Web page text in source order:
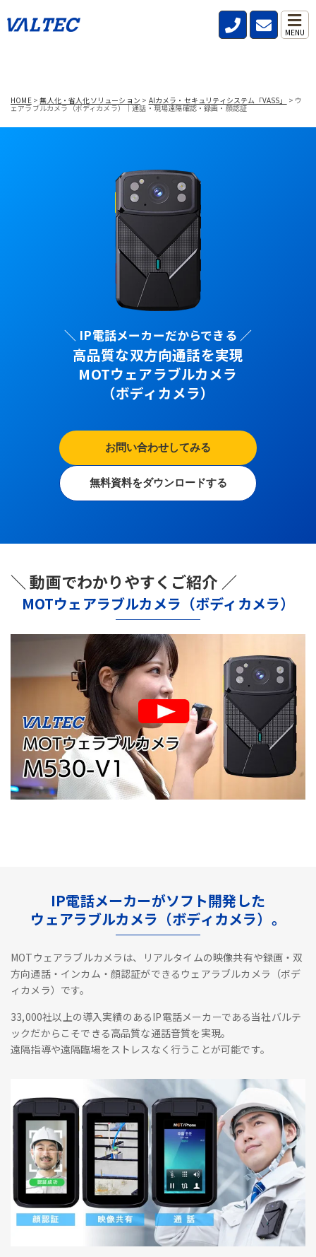
MENU
HOME>無人化・省人化ソリューション > AIカメラ・セキュリティシステム「VASS」 > ウ
ェアラブルカメラ（ボディカメラ）｜通話・現場遠隔確認・録画・顔認証
＼ IP電話メーカーだからできる ／
高品質な双方向通話を実現
MOTウェアラブルカメラ
（ボディカメラ）
お問い合わせしてみる
無料資料をダウンロードする
＼ 動画でわかりやすくご紹介 ／
MOTウェアラブルカメラ（ボディカメラ）
IP電話メーカーがソフト開発した
ウェアラブルカメラ（ボディカメラ）。
MOTウェアラブルカメラは、リアルタイムの映像共有や録画・双
方向通話・インカム・顔認証ができるウェアラブルカメラ（ボデ
ィカメラ）です。
33,000社以上の導入実績のあるIP電話メーカーである当社バルテ
ックだからこそできる高品質な通話音質を実現。
遠隔指導や遠隔臨場をストレスなく行うことが可能です。